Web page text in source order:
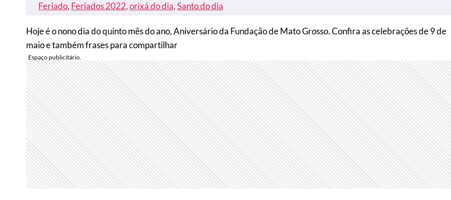
Feriado, Feriados 2022, orixá do dia, Santo do dia
Hoje é o nono dia do quinto mês do ano, Aniversário da Fundação de Mato Grosso. Confira as celebrações de 9 de
maio e também frases para compartilhar